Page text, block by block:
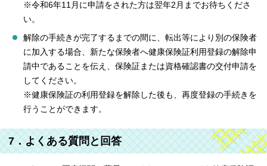
※令和6年11月に申請をされた方は翌年2月までお待ちくださ
い。
解除の手続きが完了するまでの間に、転出等により別の保険者
に加入する場合、新たな保険者へ健康保険証利用登録の解除申
請中であることを伝え、保険証または資格確認書の交付申請を
してください。
※健康保険証の利用登録を解除した後も、再度登録の手続きを
行うことができます。
7．よくある質問と回答